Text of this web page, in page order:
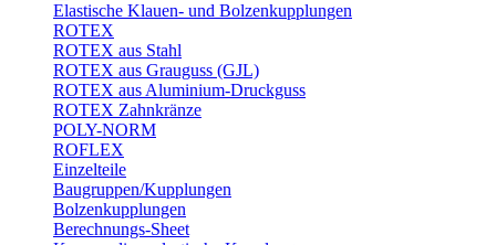
Elastische Klauen- und Bolzenkupplungen
ROTEX
ROTEX aus Stahl
ROTEX aus Grauguss (GJL)
ROTEX aus Aluminium-Druckguss
ROTEX Zahnkränze
POLY-NORM
ROFLEX
Einzelteile
Baugruppen/Kupplungen
Bolzenkupplungen
Berechnungs-Sheet